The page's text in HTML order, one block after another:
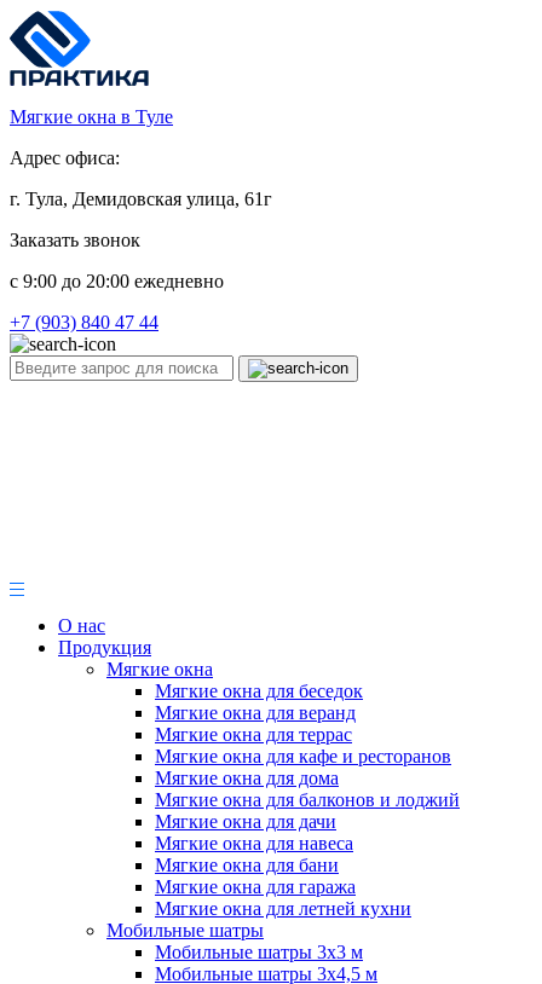
Мягкие окна в Туле
Адрес офиса:
г. Тула, Демидовская улица, 61г
Заказать звонок
c 9:00 до 20:00 ежедневно
+7 (903) 840 47 44
О нас
Продукция
Мягкие окна
Мягкие окна для беседок
Мягкие окна для веранд
Мягкие окна для террас
Мягкие окна для кафе и ресторанов
Мягкие окна для дома
Мягкие окна для балконов и лоджий
Мягкие окна для дачи
Мягкие окна для навеса
Мягкие окна для бани
Мягкие окна для гаража
Мягкие окна для летней кухни
Мобильные шатры
Мобильные шатры 3х3 м
Мобильные шатры 3х4,5 м